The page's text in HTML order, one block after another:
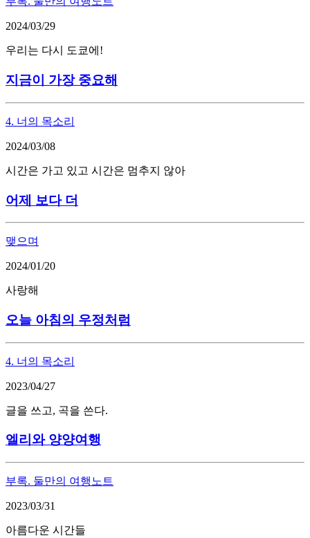
2024/03/29
우리는 다시 도쿄에!
지금이 가장 중요해
4. 너의 목소리
2024/03/08
시간은 가고 있고 시간은 멈추지 않아
어제 보다 더
맺으며
2024/01/20
사랑해
오늘 아침의 우정처럼
4. 너의 목소리
2023/04/27
글을 쓰고, 곡을 쓴다.
엘리와 양양여행
부록. 둘만의 여행노트
2023/03/31
아름다운 시간들